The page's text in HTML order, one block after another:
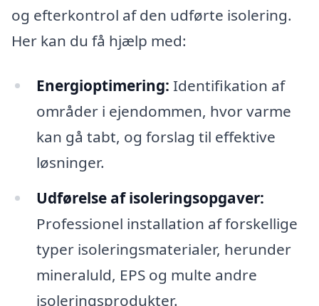
og efterkontrol af den udførte isolering.
Her kan du få hjælp med:
Energioptimering: Identifikation af
områder i ejendommen, hvor varme
kan gå tabt, og forslag til effektive
løsninger.
Udførelse af isoleringsopgaver:
Professionel installation af forskellige
typer isoleringsmaterialer, herunder
mineraluld, EPS og multe andre
isoleringsprodukter.